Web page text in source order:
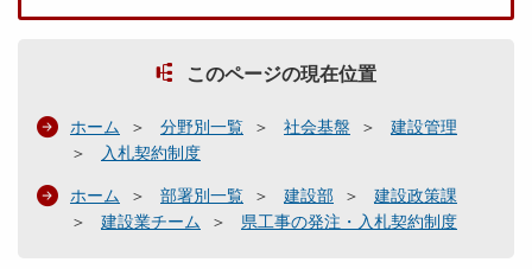
このページの現在位置
ホーム 分野別一覧 社会基盤
建設管理
入札契約制度
ホーム 部署別一覧 建設部
建設政策課
建設業チーム
県工事の発注・入札契約制度